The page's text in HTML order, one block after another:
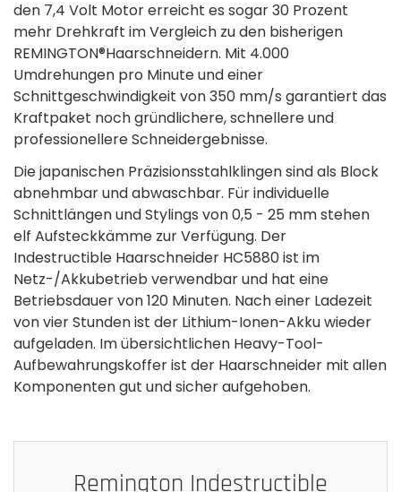
den 7,4 Volt Motor erreicht es sogar 30 Prozent
mehr Drehkraft im Vergleich zu den bisherigen
REMINGTON®Haarschneidern. Mit 4.000
Umdrehungen pro Minute und einer
Schnittgeschwindigkeit von 350 mm/s garantiert das
Kraftpaket noch gründlichere, schnellere und
professionellere Schneidergebnisse.
Die japanischen Präzisionsstahlklingen sind als Block
abnehmbar und abwaschbar. Für individuelle
Schnittlängen und Stylings von 0,5 - 25 mm stehen
elf Aufsteckkämme zur Verfügung. Der
Indestructible Haarschneider HC5880 ist im
Netz-/Akkubetrieb verwendbar und hat eine
Betriebsdauer von 120 Minuten. Nach einer Ladezeit
von vier Stunden ist der Lithium-Ionen-Akku wieder
aufgeladen. Im übersichtlichen Heavy-Tool-
Aufbewahrungskoffer ist der Haarschneider mit allen
Komponenten gut und sicher aufgehoben.
Remington Indestructible